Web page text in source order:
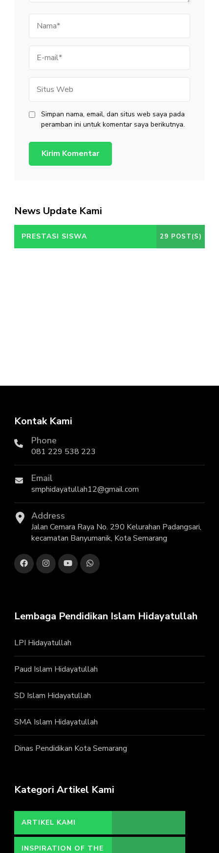
Simpan nama, email, dan situs web saya pada
peramban ini untuk komentar saya berikutnya.
News Update Kami
PRESTASI SISWA 29 POST(S)
Kontak Kami
Phone
081 229 538 223
Email
smphidayatullah12@gmail.com
Address
Jalan Cemara Raya No. 290 Kelurahan Padangsari,
kecamatan Banyumanik, Kota Semarang
Lembaga Pendidikan Islam Hidayatullah
LPI Hidayatullah
Paud Islam Hidayatullah
SD Islam Hidayatullah
SMA Islam Hidayatullah
Dinas Pendidikan Kota Semarang
Kategori Artikel Kami
ARTIKEL KAMI
INSPIRATION OF THE